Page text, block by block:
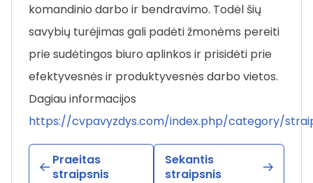
komandinio darbo ir bendravimo. Todėl šių
savybių turėjimas gali padėti žmonėms pereiti
prie sudėtingos biuro aplinkos ir prisidėti prie
efektyvesnės ir produktyvesnės darbo vietos.
Dagiau informacijos
https://cvpavyzdys.com/index.php/category/
Praeitas
straipsnis
Sekantis
straipsnis